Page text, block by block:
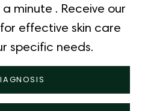
a minute . Receive our
effective skin care
specific needs.